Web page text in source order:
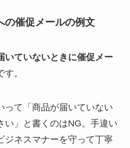
の催促メールの例文
いていないときに催促メー
。
って「商品が届いていない
い」と書くのはNG。手違い
ジネスマナーを守って丁寧